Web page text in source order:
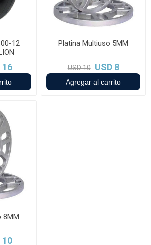
12
16
Platina Multiuso 5MM
USD 10 USD 8
8MM
10